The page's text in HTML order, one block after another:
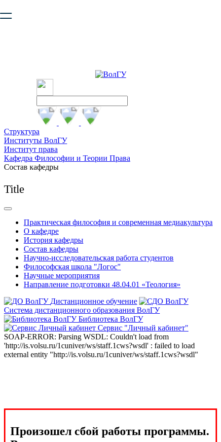
безопасную работу с сайтом. Пожалуйста
Структура
Институты ВолГУ
Институт права
Кафедра Философии и Теории Права
Состав кафедры
Title
Практическая философия и современная медиакультура
О кафедре
История кафедры
Состав кафедры
Научно-исследовательская работа студентов
Философская школа "Логос"
Научные мероприятия
Направление подготовки 48.04.01 «Теология»
Дистанционное обучение
Система дистанционного образования ВолГУ
Библиотека ВолГУ
Сервис "Личный кабинет"
SOAP-ERROR: Parsing WSDL: Couldn't load from
'http://is.volsu.ru/1cuniver/ws/staff.1cws?wsdl' : failed to load
external entity "http://is.volsu.ru/1cuniver/ws/staff.1cws?wsdl"
Произошел сбой работы программы.